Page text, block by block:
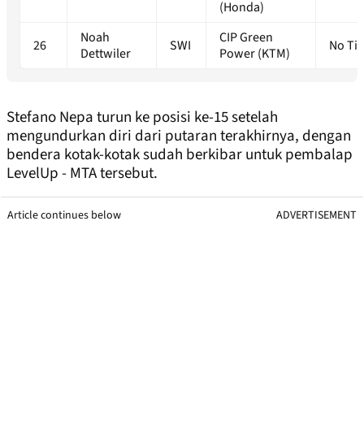
(Honda)
26
Noah
Dettwiler
SWI
CIP Green
Power (KTM)
No
Stefano Nepa turun ke posisi ke-15 setelah
mengundurkan diri dari putaran terakhirnya, dengan
bendera kotak-kotak sudah berkibar untuk pembalap
LevelUp - MTA tersebut.
Article continues below ADVERTISEMENT